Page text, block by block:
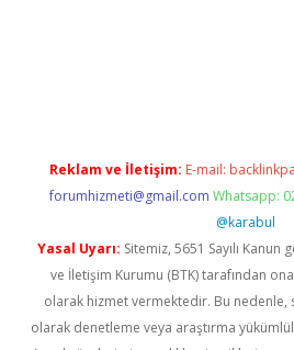
Reklam ve İletişim: E-mail:
forumhizmeti@gmail.com Whatsapp:
@karabul
Yasal Uyarı: Sitemiz, 5651 Sayılı
ve İletişim Kurumu (BTK) tarafından
olarak hizmet vermektedir. Bu
olarak denetleme veya araştırma